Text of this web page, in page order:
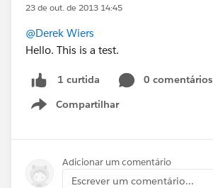
23 de out. de 2013 14:45
@Derek Wiers
Hello. This is a test.
1 curtida
0 comentários
Compartilhar
Show menu
Adicionar um comentário
Escrever um comentário...